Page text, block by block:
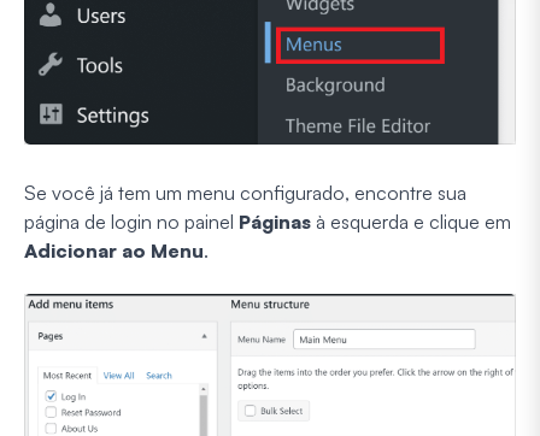
Se você já tem um menu configurado, encontre sua
página de login no painel Páginas à esquerda e clique em
Adicionar ao Menu.